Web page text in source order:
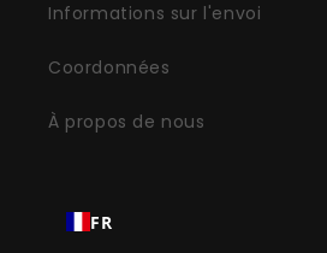
Informations sur l'envoi
Coordonnées
À propos de nous
FR